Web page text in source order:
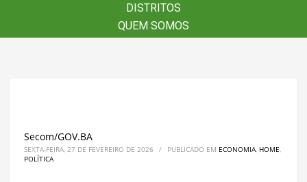
DISTRITOS
QUEM SOMOS
DISTRITOS
QUEM SOMOS
Secom/GOV.BA
SEXTA-FEIRA, 27 DE FEVEREIRO DE 2026 / PUBLICADO EM ECONOMIA, HOME,
POLÍTICA